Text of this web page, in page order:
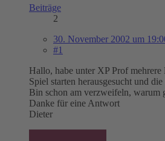
Beiträge
2
30. November 2002 um
#1
Hallo, habe unter XP Prof
Spiel starten herausgesucht und
Bin schon am verzweifeln, warum
Danke für eine Antwort
Dieter